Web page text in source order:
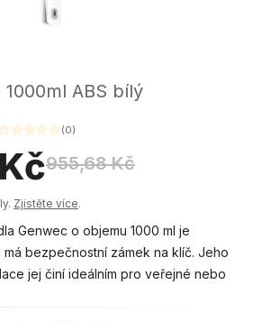
ABS bílý
(0)
955,68 Kč
Zjistěte více.
Genwec o objemu 1000 ml je
bezpečnostní zámek na klíč. Jeho
jej činí ideálním pro veřejné nebo